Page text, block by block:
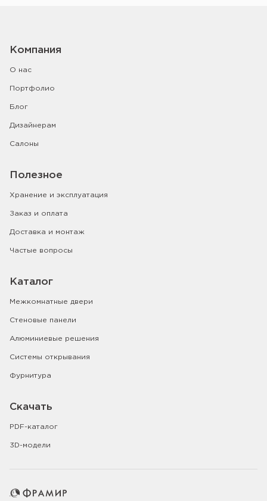
Компания
О нас
Портфолио
Блог
Дизайнерам
Салоны
Полезное
Хранение и эксплуатация
Заказ и оплата
Доставка и монтаж
Частые вопросы
Каталог
Межкомнатные двери
Стеновые панели
Алюминиевые решения
Системы открывания
Фурнитура
Скачать
PDF-каталог
3D-модели